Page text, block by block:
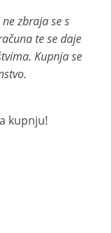
zbraja se s
te se daje
Kupnja se
kupnju!